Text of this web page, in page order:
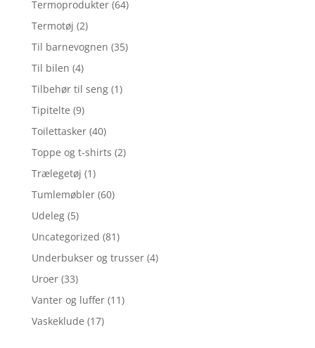
Termoprodukter (64)
Termotøj (2)
Til barnevognen (35)
Til bilen (4)
Tilbehør til seng (1)
Tipitelte (9)
Toilettasker (40)
Toppe og t-shirts (2)
Trælegetøj (1)
Tumlemøbler (60)
Udeleg (5)
Uncategorized (81)
Underbukser og trusser (4)
Uroer (33)
Vanter og luffer (11)
Vaskeklude (17)